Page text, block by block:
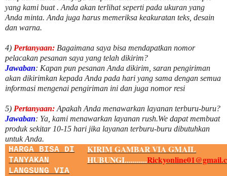
yang kami buat . Anda akan terlihat seperti pada ukuran yang
Anda minta. Anda juga harus memeriksa keakuratan teks, desain
dan warna.
4) Pertanyaan: Bagaimana saya bisa mendapatkan nomor
pelacakan pesanan saya yang telah dikirim?
Jawaban: Kapan pun pesanan Anda dikirim, saran pengiriman
akan dikirimkan kepada Anda pada hari yang sama dengan semua
informasi mengenai pengiriman ini dan juga nomorresi
5) Pertanyaan: Apakah Anda menawarkan layanan terburu-buru?
Jawaban: Ya, kami menawarkan layanan rush.We dapat membuat
produk sekitar 10-15 hari jika layanan terburu-buru dibutuhkan
untuk Anda.
HARGA BISA DI
TANYAKAN
LANGSUNG VIA
KIRIM GAMBAR VIA GMAIL
HUBUNGI...........